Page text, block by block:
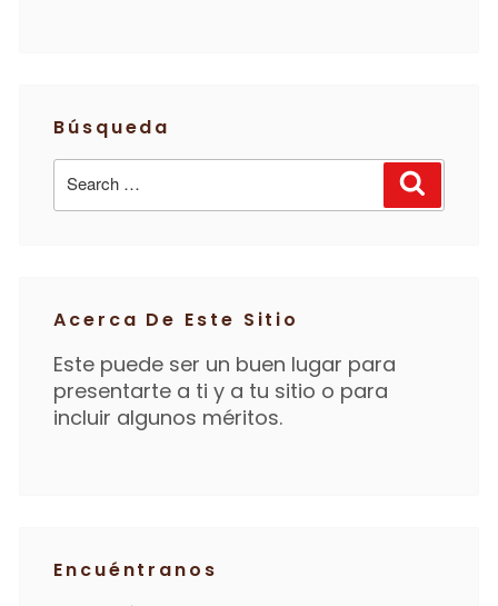
Búsqueda
Search
for:
Acerca De Este Sitio
Este puede ser un buen lugar para
presentarte a ti y a tu sitio o para
incluir algunos méritos.
Encuéntranos